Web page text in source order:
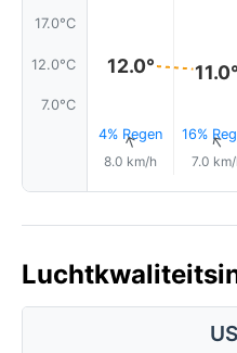
17.0°C
12.0°C
7.0°C
12.0°
4% Regen
↑
8.0 km/h
11.0°
16%↑
7.0